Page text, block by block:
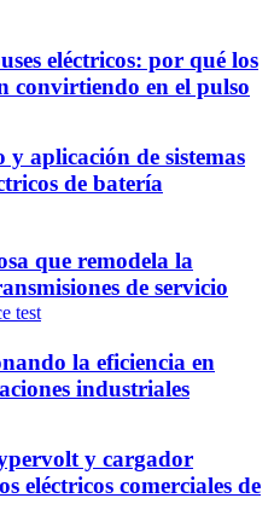
eléctricos: por qué los
convirtiendo en el pulso
aplicación de sistemas
de batería
que remodela la
de servicio
la eficiencia en
industriales
y cargador
eléctricos comerciales de